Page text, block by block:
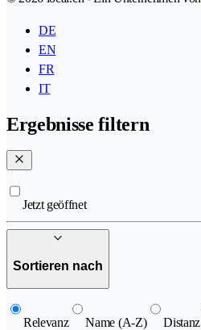
DE
EN
FR
IT
Ergebnisse filtern
Jetzt geöffnet
Sortieren nach
Relevanz Name (A-Z) Distanz